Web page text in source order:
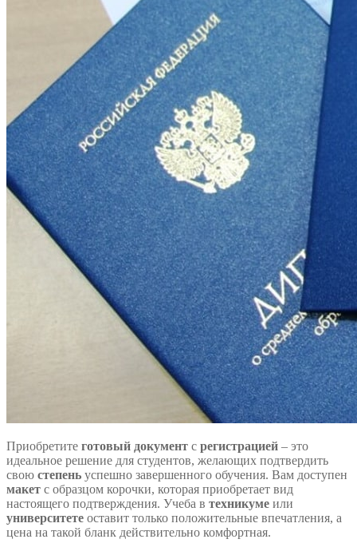
Приобретите готовый документ с регистрацией – это
идеальное решение для студентов, желающих подтвердить
свою степень успешно завершенного обучения. Вам доступен
макет с образцом корочки, которая приобретает вид
настоящего подтверждения. Учеба в техникуме или
университете оставит только положительные впечатления, а
цена на такой бланк действительно комфортная.